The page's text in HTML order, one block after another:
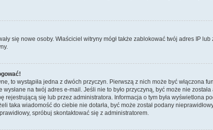
się nowe osoby. Właściciel witryny mógł także zablokować twój adres IP
to wystąpiła jedna z dwóch przyczyn. Pierwszą z nich może być włączona
na twój adres e-mail. Jeśli nie to było przyczyną, być może nie
się lub przez administratora. Informacja o tym była wyświetlona
taka wiadomość do ciebie nie dotarła, być może został podany
spróbuj skontaktować się z administratorem.